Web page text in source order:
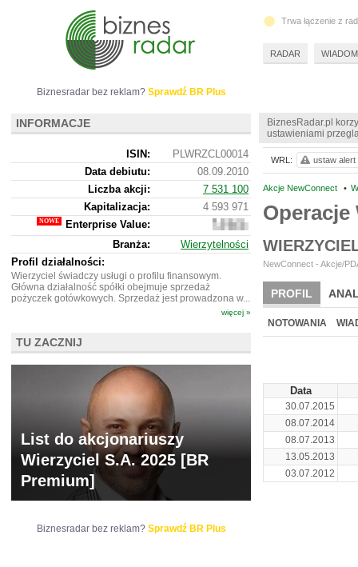
BiznesRadar.pl
ustawieniami
Akcje NewConnect •
Operacje
NewConnect - Akcje/
PROFIL
BR LAB
NOTOWANIA
Data
30.07.2015
08.07.2014
08.07.2013
13.05.2013
03.07.2012
WRL: ustaw alert
Biznesradar bez reklam? Sprawdź BR Plus
INFORMACJE
ISIN:
PLWRZCL00014
Data debiutu:
08.09.2010
Liczba akcji:
7 531 100
Kapitalizacja:
4 593 971
Enterprise Value:
780
971
Branża:
Wierzytelności
Profil działalności:
Wierzyciel świadczy usługi o profilu finansowym.
Główna działalność spółki obejmuje sprzedaż
pożyczek gotówkowych. Sprzedaż jest prowadzona w...
więcej »
TU ZACZNIJ
List do akcjonariuszy
Wierzyciel S.A. 2025 [BR
Premium]
Biznesradar bez reklam? Sprawdź BR Plus
Trwa łączenie z
RADAR